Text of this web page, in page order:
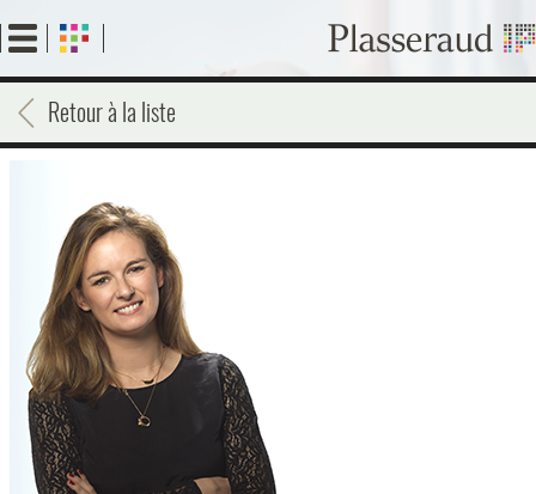
au
contenu
principal
Retour à la liste